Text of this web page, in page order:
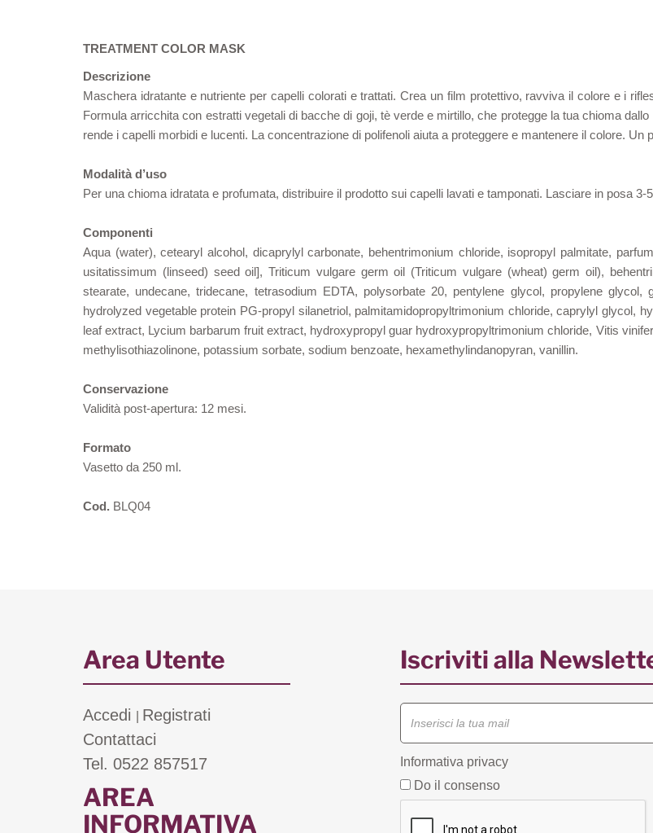
TREATMENT COLOR MASK
Descrizione
Maschera idratante e nutriente per capelli colorati e trattati. Crea un film protettivo, ravviva il colore e i
Formula arricchita con estratti vegetali di bacche di goji, tè verde e mirtillo, che protegge la tua chioma
rende i capelli morbidi e lucenti. La concentrazione di polifenoli aiuta a proteggere e mantenere il colore.
Modalità d’uso
Per una chioma idratata e profumata, distribuire il prodotto sui capelli lavati e tamponati. Lasciare in posa
Componenti
Aqua (water), cetearyl alcohol, dicaprylyl carbonate, behentrimonium chloride, isopropyl palmitate,
usitatissimum (linseed) seed oil], Triticum vulgare germ oil (Triticum vulgare (wheat) germ oil),
stearate, undecane, tridecane, tetrasodium EDTA, polysorbate 20, pentylene glycol, propylene glycol,
hydrolyzed vegetable protein PG-propyl silanetriol, palmitamidopropyltrimonium chloride, caprylyl glycol,
leaf extract, Lycium barbarum fruit extract, hydroxypropyl guar hydroxypropyltrimonium chloride, Vitis
methylisothiazolinone, potassium sorbate, sodium benzoate, hexamethylindanopyran, vanillin.
Conservazione
Validità post-apertura: 12 mesi.
Formato
Vasetto da 250 ml.
Cod. BLQ04
Area Utente
Accedi
Registrati
Contattaci
Tel. 0522 857517
AREA
INFORMATIVA
Iscriviti alla
Informativa privacy
Do il consenso